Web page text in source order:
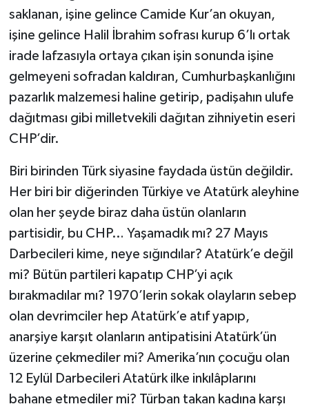
saklanan, işine gelince Camide Kur’an okuyan,
işine gelince Halil İbrahim sofrası kurup 6’lı ortak
irade lafzasıyla ortaya çıkan işin sonunda işine
gelmeyeni sofradan kaldıran, Cumhurbaşkanlığını
pazarlık malzemesi haline getirip, padişahın ulufe
dağıtması gibi milletvekili dağıtan zihniyetin eseri
CHP’dir.
Biri birinden Türk siyasine faydada üstün değildir.
Her biri bir diğerinden Türkiye ve Atatürk aleyhine
olan her şeyde biraz daha üstün olanların
partisidir, bu CHP… Yaşamadık mı? 27 Mayıs
Darbecileri kime, neye sığındılar? Atatürk’e değil
mi? Bütün partileri kapatıp CHP’yi açık
bırakmadılar mı? 1970’lerin sokak olayların sebep
olan devrimciler hep Atatürk’e atıf yapıp,
anarşiye karşıt olanların antipatisini Atatürk’ün
üzerine çekmediler mi? Amerika’nın çocuğu olan
12 Eylül Darbecileri Atatürk ilke inkılâplarını
bahane etmediler mi? Türban takan kadına karşı